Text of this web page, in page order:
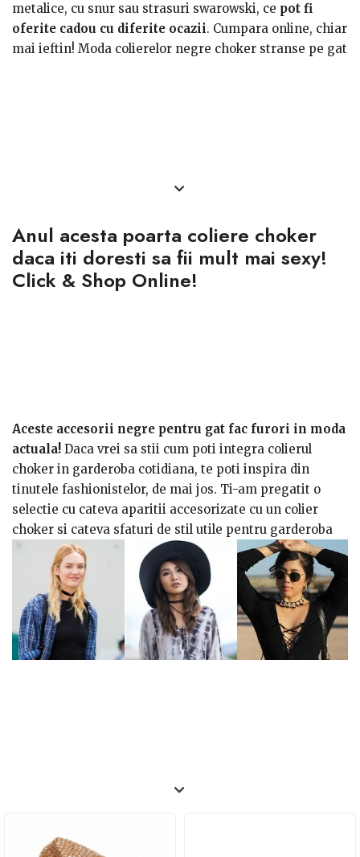
metalice, cu snur sau strasuri swarowski, ce pot fi
oferite cadou cu diferite ocazii. Cumpara online, chiar
mai ieftin! Moda colierelor negre choker stranse pe gat
Anul acesta poarta coliere choker
daca iti doresti sa fii mult mai sexy!
Click & Shop Online!
Aceste accesorii negre pentru gat fac furori in moda
actuala! Daca vrei sa stii cum poti integra colierul
choker in garderoba cotidiana, te poti inspira din
tinutele fashionistelor, de mai jos. Ti-am pregatit o
selectie cu cateva aparitii accesorizate cu un colier
choker si cateva sfaturi de stil utile pentru garderoba
ta! Mai jos revenim si cu alte modele pe care le poti
cumpara online.